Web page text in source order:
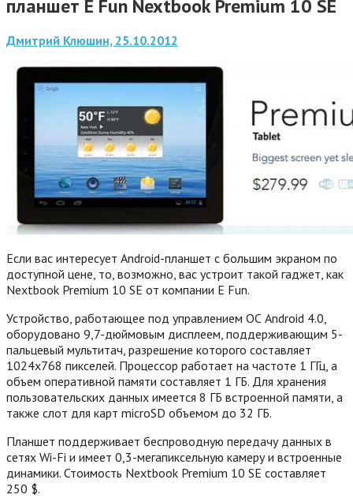
планшет E Fun Nextbook Premium 10 SE
Дмитрий Клюшин, 25.10.2012
Если вас интересует Android-планшет с большим экраном по
доступной цене, то, возможно, вас устроит такой гаджет, как
Nextbook Premium 10 SE от компании E Fun.
Устройство, работающее под управлением ОС Android 4.0,
оборудовано 9,7-дюймовым дисплеем, поддерживающим 5-
пальцевый мультитач, разрешение которого составляет
1024х768 пикселей. Процессор работает на частоте 1 ГГц, а
объем оперативной памяти составляет 1 ГБ. Для хранения
пользовательских данных имеется 8 ГБ встроенной памяти, а
также слот для карт microSD объемом до 32 ГБ.
Планшет поддерживает беспроводную передачу данных в
сетях Wi-Fi и имеет 0,3-мегапиксельную камеру и встроенные
динамики. Стоимость Nextbook Premium 10 SE составляет
250 $.